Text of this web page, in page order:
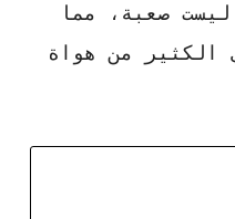
صعبة، مما
الكثير من هواة